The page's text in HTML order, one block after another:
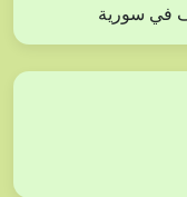
في سورية